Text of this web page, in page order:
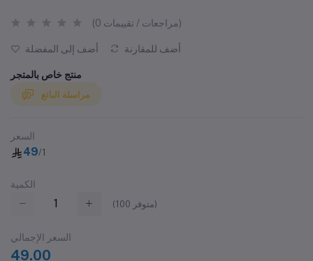
(0 مراجعات / تقييمات)
أضف إلى المفضلة أضف للمقارنة
منتج خاص بالمتجر
مراسلة البائع
السعر
49/1
الكمية
(100 متوفر)
السعر الإجمالي
49.00